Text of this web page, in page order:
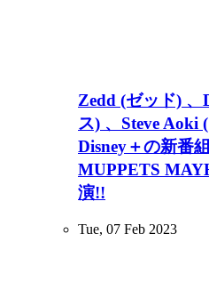
Zedd (ゼッド) 、
ス) 、Steve Aoki
Disney＋の新番
MUPPETS
演!!
Tue, 07 Feb 2023